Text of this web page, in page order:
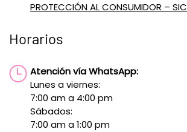
PROTECCIÓN AL CONSUMIDOR – SIC
Horarios
Atención vía WhatsApp:
Lunes a viernes:
7:00 am a 4:00 pm
Sábados:
7:00 am a 1:00 pm